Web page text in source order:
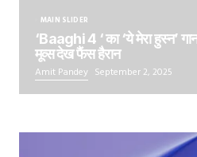
MAIN SLIDER
‘Baaghi 4 ‘ का ‘ये मेरा हुस्न’
मूव्स देख फैंस हैरान
Amit Pandey September 2, 2025